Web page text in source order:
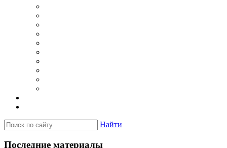
Найти
Последние материалы